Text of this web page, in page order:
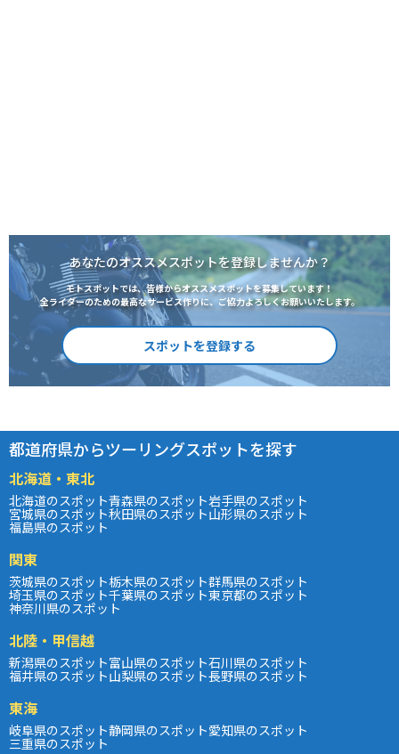
あなたのオススメスポットを登録しませんか？
モトスポットでは、皆様からオススメスポットを募集しています！
全ライダーのための最高なサービス作りに、ご協力よろしくお願いいたします。
スポットを登録する
都道府県からツーリングスポットを探す
北海道・東北
北海道のスポット青森県のスポット岩手県のスポット
宮城県のスポット秋田県のスポット山形県のスポット
福島県のスポット
関東
茨城県のスポット栃木県のスポット群馬県のスポット
埼玉県のスポット千葉県のスポット東京都のスポット
神奈川県のスポット
北陸・甲信越
新潟県のスポット富山県のスポット石川県のスポット
福井県のスポット山梨県のスポット長野県のスポット
東海
岐阜県のスポット静岡県のスポット愛知県のスポット
三重県のスポット